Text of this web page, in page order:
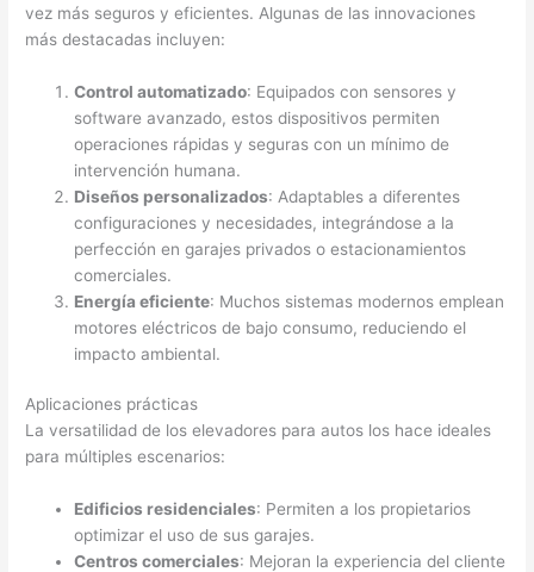
vez más seguros y eficientes. Algunas de las innovaciones
más destacadas incluyen:
Control automatizado: Equipados con sensores y
software avanzado, estos dispositivos permiten
operaciones rápidas y seguras con un mínimo de
intervención humana.
Diseños personalizados: Adaptables a diferentes
configuraciones y necesidades, integrándose a la
perfección en garajes privados o estacionamientos
comerciales.
Energía eficiente: Muchos sistemas modernos emplean
motores eléctricos de bajo consumo, reduciendo el
impacto ambiental.
Aplicaciones prácticas
La versatilidad de los elevadores para autos los hace ideales
para múltiples escenarios:
Edificios residenciales: Permiten a los propietarios
optimizar el uso de sus garajes.
Centros comerciales: Mejoran la experiencia del cliente